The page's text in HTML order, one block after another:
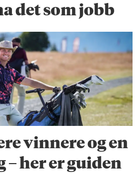
det som jobb
vinnere og en
– her er guiden